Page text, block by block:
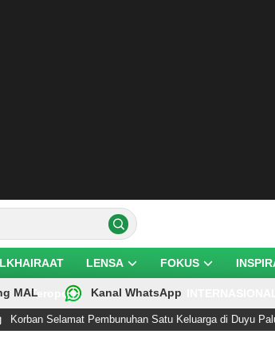
LENSA FOKUS
Teropong
MAL Kanal WhatsApp
Pembunuhan Satu Keluarga di Duyu Palu Wafat Usai